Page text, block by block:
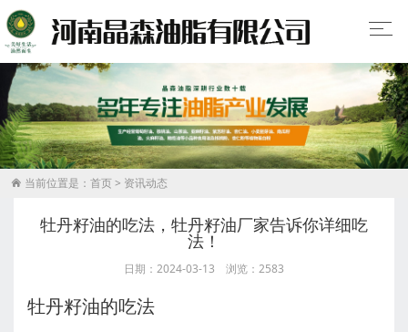
 当前位置是： 首页> 资讯动态
牡丹籽油的吃法，牡丹籽油厂家告诉你详细吃
法！
日期：2024-03-13 浏览：2583
牡丹籽油的吃法